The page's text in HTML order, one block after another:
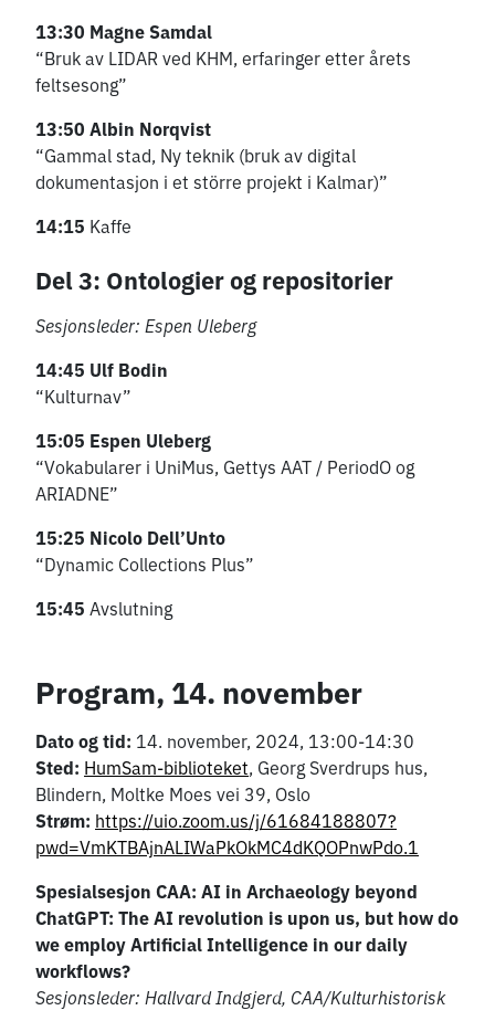
13:30 Magne Samdal
“Bruk av LIDAR ved KHM, erfaringer etter årets
feltsesong”
13:50 Albin Norqvist
“Gammal stad, Ny teknik (bruk av digital
dokumentasjon i et större projekt i Kalmar)”
14:15 Kaffe
Del 3: Ontologier og repositorier
Sesjonsleder: Espen Uleberg
14:45 Ulf Bodin
“Kulturnav”
15:05 Espen Uleberg
“Vokabularer i UniMus, Gettys AAT / PeriodO og
ARIADNE”
15:25 Nicolo Dell’Unto
“Dynamic Collections Plus”
15:45 Avslutning
Program, 14. november
Dato og tid: 14. november, 2024, 13:00-14:30
Sted: HumSam-biblioteket, Georg Sverdrups hus,
Blindern, Moltke Moes vei 39, Oslo
Strøm: https://uio.zoom.us/j/61684188807?
pwd=VmKTBAjnALIWaPkOkMC4dKQOPnwPdo.1
Spesialsesjon CAA: AI in Archaeology beyond
ChatGPT: The AI revolution is upon us, but how do
we employ Artificial Intelligence in our daily
workflows?
Sesjonsleder: Hallvard Indgjerd, CAA/Kulturhistorisk